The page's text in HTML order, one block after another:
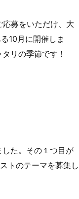
募をいただけ、大
10月に開催しま
リの季節です！
た。その１つ目が
トのテーマを募集し